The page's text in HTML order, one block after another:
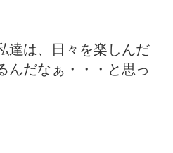
達は、日々を楽しんだ
んだなぁ・・・と思っ